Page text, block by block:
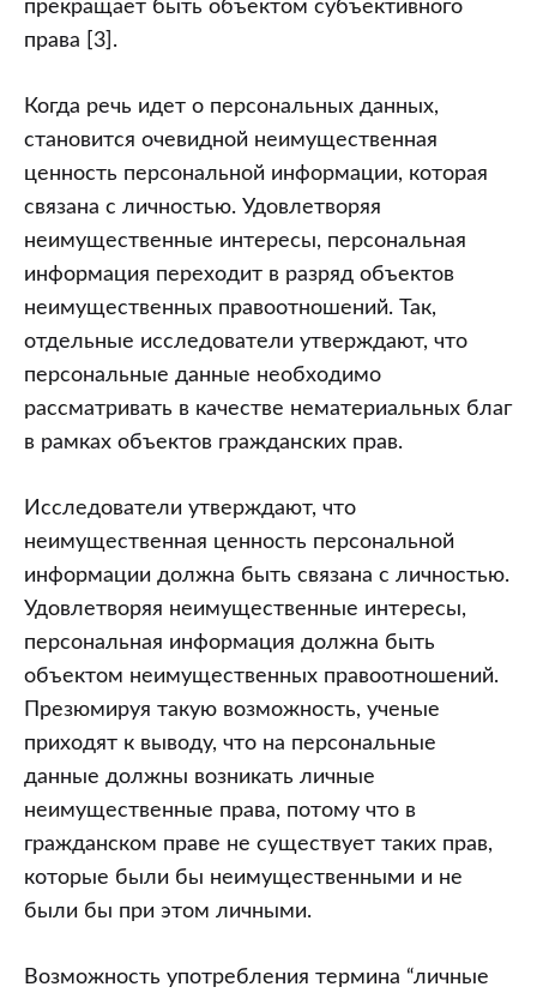
прекращает быть объектом субъективного
права [3].
Когда речь идет о персональных данных,
становится очевидной неимущественная
ценность персональной информации, которая
связана с личностью. Удовлетворяя
неимущественные интересы, персональная
информация переходит в разряд объектов
неимущественных правоотношений. Так,
отдельные исследователи утверждают, что
персональные данные необходимо
рассматривать в качестве нематериальных благ
в рамках объектов гражданских прав.
Исследователи утверждают, что
неимущественная ценность персональной
информации должна быть связана с личностью.
Удовлетворяя неимущественные интересы,
персональная информация должна быть
объектом неимущественных правоотношений.
Презюмируя такую возможность, ученые
приходят к выводу, что на персональные
данные должны возникать личные
неимущественные права, потому что в
гражданском праве не существует таких прав,
которые были бы неимущественными и не
были бы при этом личными.
Возможность употребления термина “личные